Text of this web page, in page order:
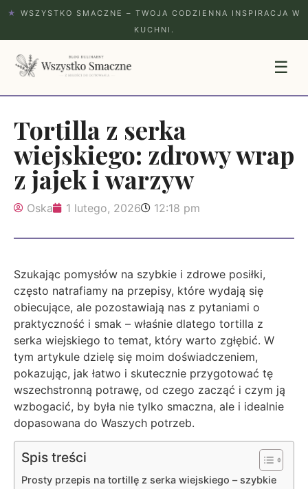
★
WSZYSTKO SMACZNE – TWOJA CODZIENNA INSPIRACJA W
KUCHNI.
☰
Tortilla z serka
wiejskiego: zdrowy wrap
z jajek i warzyw
Oska 1 lutego, 2026 12:18 pm
Szukając pomysłów na szybkie i zdrowe posiłki,
często natrafiamy na przepisy, które wydają się
obiecujące, ale pozostawiają nas z pytaniami o
praktyczność i smak – właśnie dlatego tortilla z
serka wiejskiego to temat, który warto zgłębić. W
tym artykule dzielę się moim doświadczeniem,
pokazując, jak łatwo i skutecznie przygotować tę
wszechstronną potrawę, od czego zacząć i czym ją
wzbogacić, by była nie tylko smaczna, ale i idealnie
dopasowana do Waszych potrzeb.
Spis treści
Prosty przepis na tortillę z serka wiejskiego – szybkie